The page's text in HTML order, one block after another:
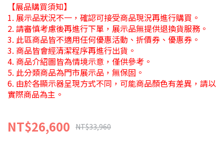
【展品購買須知】
1. 展示品狀況不一，確認可接受商品現況再進行購買。
2. 請審慎考慮後再進行下單，展示品無提供退換貨服務。
3. 此區商品皆不適用任何優惠活動、折價券、優惠券。
3. 商品皆會經清潔程序再進行出貨。
4. 商品介紹圖皆為情境示意，僅供參考。
5. 此分類商品為門市展示品，無保固。
6. 由於各顯示器呈現方式不同，可能商品顏色有差異，請以
實際商品為主。
NT$26,600 NT$33,960